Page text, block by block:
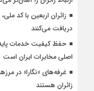
زائران اربعین با کد
دریافت می‌کنند
حفظ کیفیت خدمات
اصلی مخابرات ایران است
غرفه‌های «نگارا» در
زائران هستند